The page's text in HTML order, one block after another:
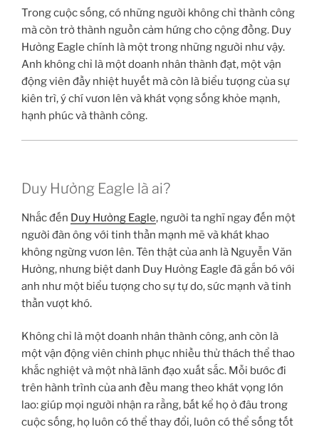
Trong cuộc sống, có những người không chỉ thành công
mà còn trở thành nguồn cảm hứng cho cộng đồng. Duy
Hưởng Eagle chính là một trong những người như vậy.
Anh không chỉ là một doanh nhân thành đạt, một vận
động viên đầy nhiệt huyết mà còn là biểu tượng của sự
kiên trì, ý chí vươn lên và khát vọng sống khỏe mạnh,
hạnh phúc và thành công.
Duy Hưởng Eagle là ai?
Nhắc đến Duy Hưởng Eagle, người ta nghĩ ngay đến một
người đàn ông với tinh thần mạnh mẽ và khát khao
không ngừng vươn lên. Tên thật của anh là Nguyễn Văn
Hưởng, nhưng biệt danh Duy Hưởng Eagle đã gắn bó với
anh như một biểu tượng cho sự tự do, sức mạnh và tinh
thần vượt khó.
Không chỉ là một doanh nhân thành công, anh còn là
một vận động viên chinh phục nhiều thử thách thể thao
khắc nghiệt và một nhà lãnh đạo xuất sắc. Mỗi bước đi
trên hành trình của anh đều mang theo khát vọng lớn
lao: giúp mọi người nhận ra rằng, bất kể họ ở đâu trong
cuộc sống, họ luôn có thể thay đổi, luôn có thể sống tốt